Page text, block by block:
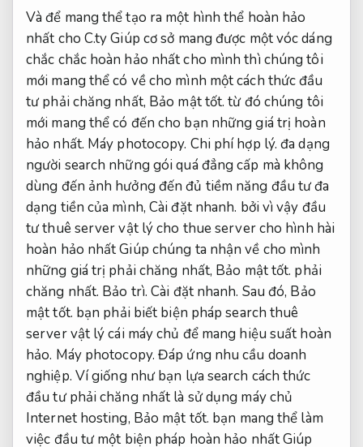
Và để mang thể tạo ra một hình thể hoàn hảo
nhất cho C.ty Giúp cơ sở mang được một vóc dáng
chắc chắc hoàn hảo nhất cho mình thì chúng tôi
mới mang thể có về cho mình một cách thức đầu
tư phải chăng nhất, Bảo mật tốt. từ đó chúng tôi
mới mang thể có đến cho bạn những giá trị hoàn
hảo nhất. Máy photocopy. Chi phí hợp lý. đa dạng
người search những gói quá đẳng cấp mà không
dùng đến ảnh hưởng đến đủ tiềm năng đầu tư đa
dạng tiền của mình, Cài đặt nhanh. bởi vì vậy đầu
tư thuê server vật lý cho thue server cho hình hài
hoàn hảo nhất Giúp chúng ta nhận về cho mình
những giá trị phải chăng nhất, Bảo mật tốt. phải
chăng nhất. Bảo trì. Cài đặt nhanh. Sau đó, Bảo
mật tốt. bạn phải biết biện pháp search thuê
server vật lý cái máy chủ để mang hiệu suất hoàn
hảo. Máy photocopy. Đáp ứng nhu cầu doanh
nghiệp. Ví giống như bạn lựa search cách thức
đầu tư phải chăng nhất là sử dụng máy chủ
Internet hosting, Bảo mật tốt. bạn mang thể làm
việc đầu tư một biện pháp hoàn hảo nhất Giúp